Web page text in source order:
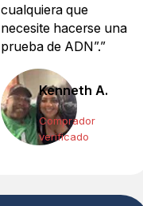
cualquiera que
necesite hacerse una
prueba de ADN”.”
Kenneth A.
Comprador
verificado